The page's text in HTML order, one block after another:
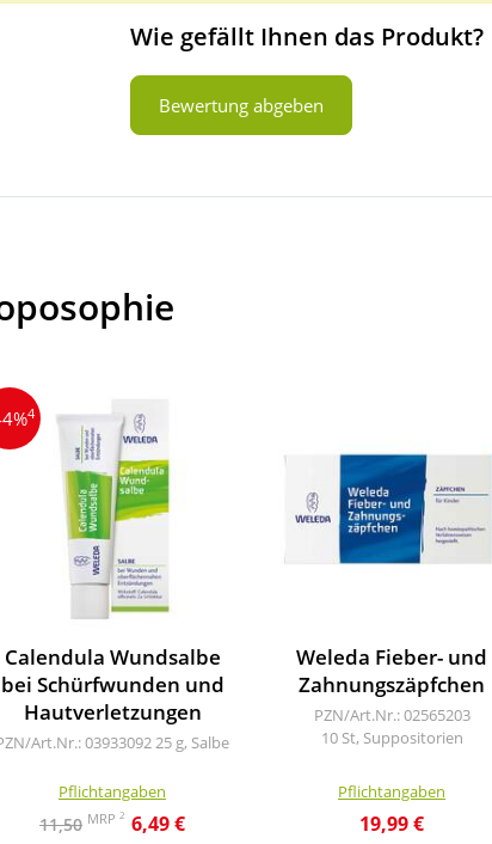
Wie gefällt Ihnen das Produkt?
Bewertung abgeben
4
Calendula Wundsalbe
bei Schürfwunden und
Hautverletzungen
Art.Nr.: 0393309225 g, Salbe
Pflichtangaben
11,50 MRP 2 6,49 €
Weleda Fieber- und
Zahnungszäpfchen
PZN/Art.Nr.: 02565203
10 St, Suppositorien
Pflichtangaben
19,99 €